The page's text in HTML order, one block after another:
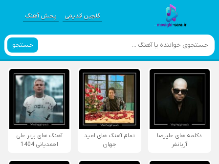
گلچین قدیمی پخش آهنگ
جستجو
دکلمه های علیرضا
آریانفر
تمام آهنگ های امید
جهان
آهنگ های برتر علی
احمدیانی 1404